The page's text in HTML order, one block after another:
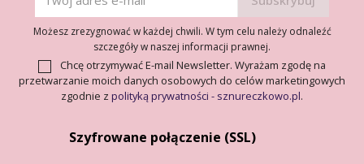
Możesz zrezygnować w każdej chwili. W tym celu należy odnaleźć
szczegóły w naszej informacji prawnej.
Chcę otrzymywać E-mail Newsletter. Wyrażam zgodę na
przetwarzanie moich danych osobowych do celów marketingowych
zgodnie z polityką prywatności - sznureczkowo.pl.
Szyfrowane połączenie (SSL)